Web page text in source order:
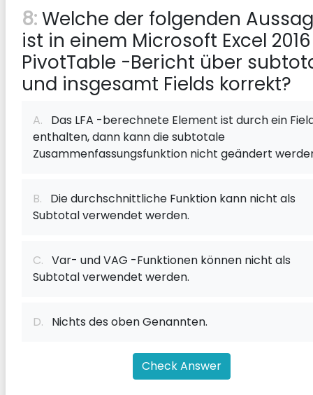
8:Welche der folgenden
ist in einem Microsoft Excel 2016
PivotTable -Bericht über
und insgesamt F‌ields korrekt?
A. Das LFA -berechnete Element ist durch ein
enthalten, dann kann die subtotale
Zusammenfassungsfunktion nicht geändert
B. Die durchschnittliche Funktion kann nicht als
Subtotal verwendet werden.
C. Var- und VAG -Funktionen können nicht als
Subtotal verwendet werden.
D. Nichts des oben Genannten.
Check Answer